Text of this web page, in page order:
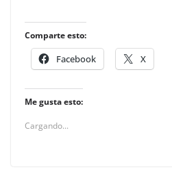
Comparte esto:
Facebook X
Me gusta esto:
Cargando...